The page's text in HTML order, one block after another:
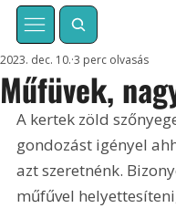
Műfüvek,
2023. dec. 10. 3 perc olvasás
A kertek zöld
gondozást igényel
azt szeretnénk.
műfűvel